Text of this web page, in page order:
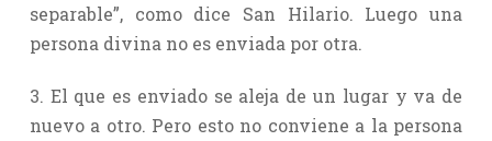
separable”, como dice San Hilario. Luego una
persona divina no es enviada por otra.
3. El que es enviado se aleja de un lugar y va de
nuevo a otro. Pero esto no conviene a la persona